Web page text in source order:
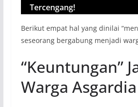
Tercengang!
Berikut empat hal yang dinilai
seseorang bergabung menjadi
“Keuntungan”
Warga Asgardia